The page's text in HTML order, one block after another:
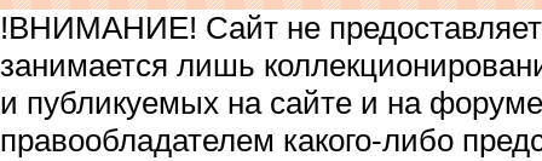
!ВНИМАНИЕ! Сайт не предоставляет
занимается лишь
и публикуемых на сайте и на
правообладателем какого-либо